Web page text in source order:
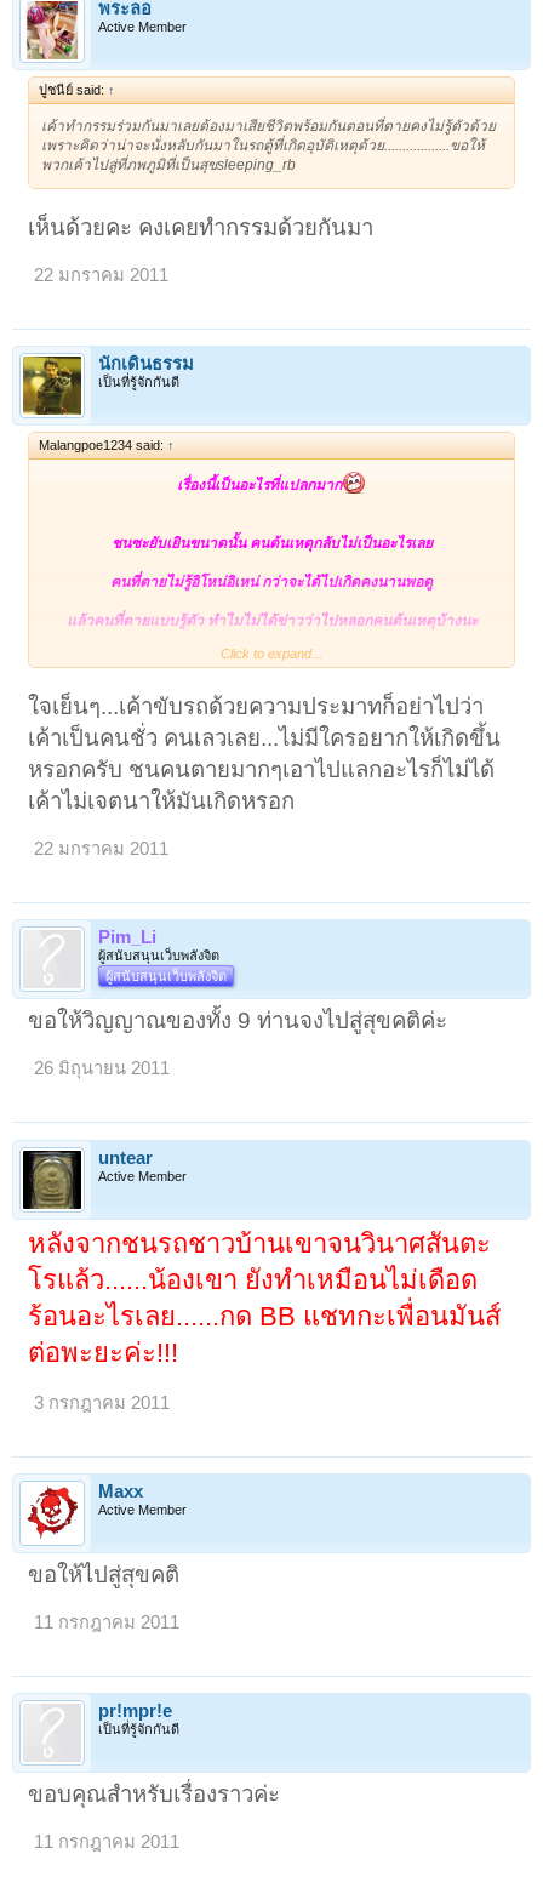
พระลอ
Active Member
ปูชนีย์ said: ↑
เค้าทำกรรมร่วมกันมาเลยต้องมาเสียชีวิตพร้อมกันตอนที่ตายคงไม่รู้ตัวด้วย
เพราะคิดว่าน่าจะนั่งหลับกันมาในรถตู้ที่เกิดอุบัติเหตุด้วย..................ขอให้
พวกเค้าไปสู่ที่ภพภูมิที่เป็นสุขsleeping_rb
เห็นด้วยคะ คงเคยทำกรรมด้วยกันมา
22 มกราคม 2011
นักเดินธรรม
เป็นที่รู้จักกันดี
Malangpoe1234 said: ↑
เรื่องนี้เป็นอะไรที่แปลกมาก
ชนซะยับเยินขนาดนั้น คนต้นเหตุกลับไม่เป็นอะไรเลย
คนที่ตายไม่รู้อิโหน่อิเหน่ กว่าจะได้ไปเกิดคงนานพอดู
แล้วคนที่ตายแบบรู้ตัว ทำไมไม่ได้ข่าวว่าไปหลอกคนต้นเหตุบ้างนะ
ก็อย่างว่าแหละ คนที่ตายคงเป็นคนดี คนชั่วแบบนั้นผีไม่อยากเข้าใกล้
ขอให้ผู้ที่เสียชีวิตทุกคนไปสู่สุคติค่ะ
:z16​
Click to expand...
ใจเย็นๆ...เค้าขับรถด้วยความประมาทก็อย่าไปว่า
เค้าเป็นคนชั่ว คนเลวเลย...ไม่มีใครอยากให้เกิดขึ้น
หรอกครับ ชนคนตายมากๆเอาไปแลกอะไรก็ไม่ได้
เค้าไม่เจตนาให้มันเกิดหรอก
22 มกราคม 2011
Pim_Li
ผู้สนับสนุนเว็บพลังจิต
ผู้สนับสนุนเว็บพลังจิต
ขอให้วิญญาณของทั้ง 9 ท่านจงไปสู่สุขคติค่ะ
26 มิถุนายน 2011
untear
Active Member
หลังจากชนรถชาวบ้านเขาจนวินาศสันตะ
โรแล้ว......น้องเขา ยังทำเหมือนไม่เดือด
ร้อนอะไรเลย......กด BB แชทกะเพื่อนมันส์
ต่อพะยะค่ะ!!!
3 กรกฎาคม 2011
Maxx
Active Member
ขอให้ไปสู่สุขคติ
11 กรกฎาคม 2011
pr!mpr!e
เป็นที่รู้จักกันดี
ขอบคุณสำหรับเรื่องราวค่ะ
11 กรกฎาคม 2011